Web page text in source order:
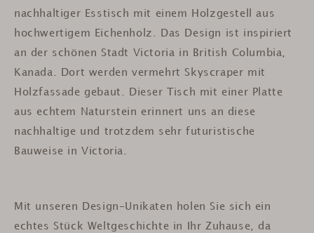
nachhaltiger Esstisch mit einem Holzgestell aus
hochwertigem Eichenholz. Das Design ist inspiriert
an der schönen Stadt Victoria in British Columbia,
Kanada. Dort werden vermehrt Skyscraper mit
Holzfassade gebaut. Dieser Tisch mit einer Platte
aus echtem Naturstein erinnert uns an diese
nachhaltige und trotzdem sehr futuristische
Bauweise in Victoria.
Mit unseren Design-Unikaten holen Sie sich ein
echtes Stück Weltgeschichte in Ihr Zuhause, da